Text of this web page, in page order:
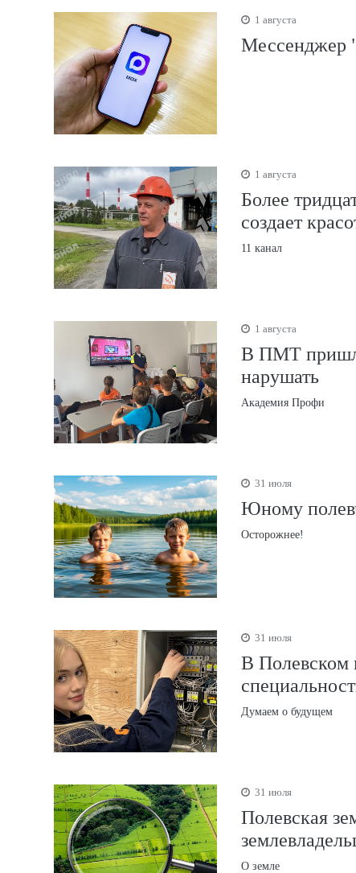
1 августа
Мессенджер
1 августа
Более
создает
11 канал
1 августа
В ПМТ
нарушать
Академия Профи
31 июля
Юному
Осторожнее!
31 июля
В Полевском
Думаем о будущем
31 июля
Полевская
О земле